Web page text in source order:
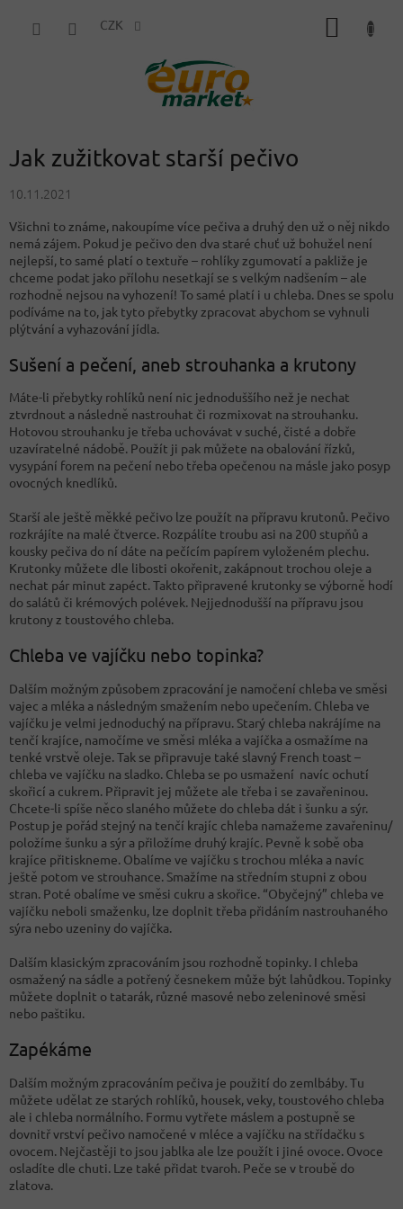
CZK
Jak zužitkovat starší pečivo
10.11.2021
Všichni to známe, nakoupíme více pečiva a druhý den už o něj nikdo
nemá zájem. Pokud je pečivo den dva staré chuť už bohužel není
nejlepší, to samé platí o textuře – rohlíky zgumovatí a pakliže je
chceme podat jako přílohu nesetkají se s velkým nadšením – ale
rozhodně nejsou na vyhození! To samé platí i u chleba. Dnes se spolu
podíváme na to, jak tyto přebytky zpracovat abychom se vyhnuli
plýtvání a vyhazování jídla.
Sušení a pečení, aneb strouhanka a krutony
Máte-li přebytky rohlíků není nic jednoduššího než je nechat
ztvrdnout a následně nastrouhat či rozmixovat na strouhanku.
Hotovou strouhanku je třeba uchovávat v suché, čisté a dobře
uzavíratelné nádobě. Použít ji pak můžete na obalování řízků,
vysypání forem na pečení nebo třeba opečenou na másle jako posyp
ovocných knedlíků.
Starší ale ještě měkké pečivo lze použít na přípravu krutonů. Pečivo
rozkrájíte na malé čtverce. Rozpálíte troubu asi na 200 stupňů a
kousky pečiva do ní dáte na pečícím papírem vyloženém plechu.
Krutonky můžete dle libosti okořenit, zakápnout trochou oleje a
nechat pár minut zapéct. Takto připravené krutonky se výborně hodí
do salátů či krémových polévek. Nejjednodušší na přípravu jsou
krutony z toustového chleba.
Chleba ve vajíčku nebo topinka?
Dalším možným způsobem zpracování je namočení chleba ve směsi
vajec a mléka a následným smažením nebo upečením. Chleba ve
vajíčku je velmi jednoduchý na přípravu. Starý chleba nakrájíme na
tenčí krajíce, namočíme ve směsi mléka a vajíčka a osmažíme na
tenké vrstvě oleje. Tak se připravuje také slavný French toast –
chleba ve vajíčku na sladko. Chleba se po usmažení navíc ochutí
skořicí a cukrem. Připravit jej můžete ale třeba i se zavařeninou.
Chcete-li spíše něco slaného můžete do chleba dát i šunku a sýr.
Postup je pořád stejný na tenčí krajíc chleba namažeme zavařeninu/
položíme šunku a sýr a přiložíme druhý krajíc. Pevně k sobě oba
krajíce přitiskneme. Obalíme ve vajíčku s trochou mléka a navíc
ještě potom ve strouhance. Smažíme na středním stupni z obou
stran. Poté obalíme ve směsi cukru a skořice. “Obyčejný” chleba ve
vajíčku neboli smaženku, lze doplnit třeba přidáním nastrouhaného
sýra nebo uzeniny do vajíčka.
Dalším klasickým zpracováním jsou rozhodně topinky. I chleba
osmažený na sádle a potřený česnekem může být lahůdkou. Topinky
můžete doplnit o tatarák, různé masové nebo zeleninové směsi
nebo paštiku.
Zapékáme
Dalším možným zpracováním pečiva je použití do zemlbáby. Tu
můžete udělat ze starých rohlíků, housek, veky, toustového chleba
ale i chleba normálního. Formu vytřete máslem a postupně se
dovnitř vrství pečivo namočené v mléce a vajíčku na střídačku s
ovocem. Nejčastěji to jsou jablka ale lze použít i jiné ovoce. Ovoce
osladíte dle chuti. Lze také přidat tvaroh. Peče se v troubě do
zlatova.